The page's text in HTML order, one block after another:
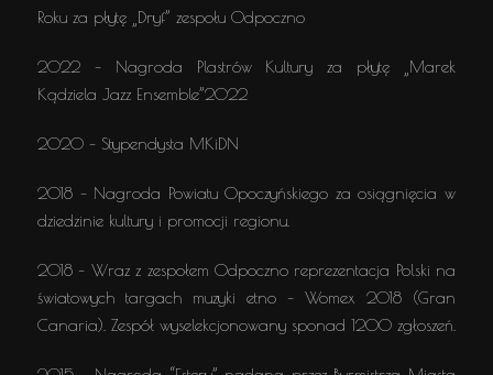
Roku za płytę „Dryf” zespołu Odpoczno
2022 – Nagroda Plastrów Kultury za płytę „Marek
Kądziela Jazz Ensemble”2022
2020 – Stypendysta MKiDN
2018 – Nagroda Powiatu Opoczyńskiego za osiągnięcia w
dziedzinie kultury i promocji regionu.
2018 – Wraz z zespołem Odpoczno reprezentacja Polski na
światowych targach muzyki etno – Womex 2018 (Gran
Canaria). Zespół wyselekcjonowany sponad 1200 zgłoszeń.